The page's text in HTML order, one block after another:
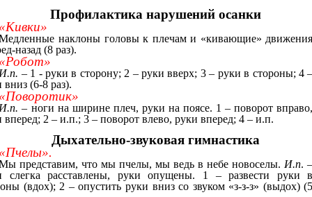
Профилактика нарушений осанки
наклоны головы к плечам и «кивающие»
назад (8 раз).
– 1 - руки в сторону; 2 – руки вверх; 3 – руки в стороны; 4
вниз (6-8 раз).
– ноги на ширине плеч, руки на поясе. 1 – поворот
вперед; 2 – и.п.; 3 – поворот влево, руки вперед; 4 – и.п.
Дыхательно-звуковая гимнастика
представим, что мы пчелы, мы ведь в небе новоселы.И.п.
слегка расставлены, руки опущены. 1 – развести руки
(вдох); 2 – опустить руки вниз со звуком «з-з-з» (выдох)